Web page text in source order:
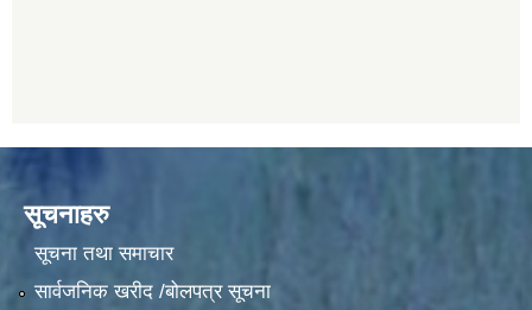
सूचनाहरु
सूचना तथा समाचार
सार्वजनिक खरीद /बोलपत्र सूचना